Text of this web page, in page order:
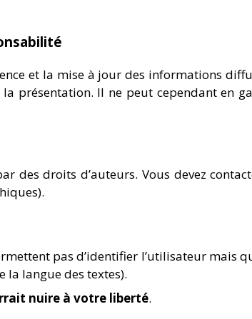
et la mise à jour des informations
présentation. Il ne peut cependant en
des droits d’auteurs. Vous devez
pas d’identifier l’utilisateur mais
la langue des textes).
nuire à votre liberté.